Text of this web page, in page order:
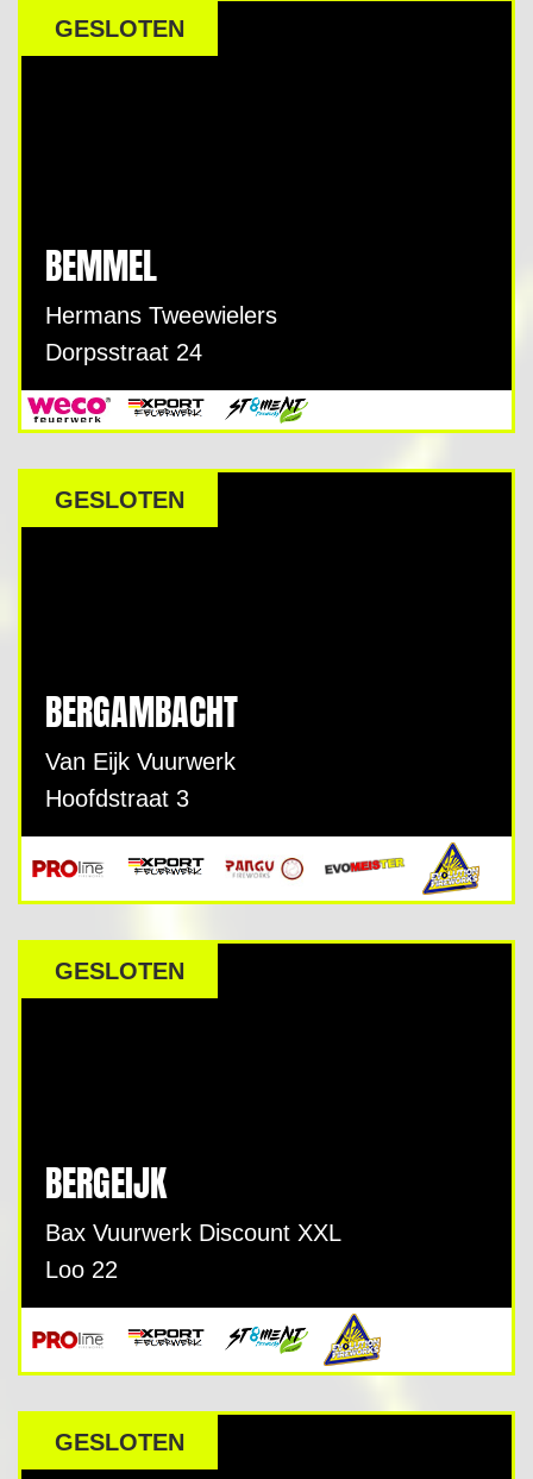
GESLOTEN
BEMMEL
Hermans Tweewielers
Dorpsstraat 24
GESLOTEN
BERGAMBACHT
Van Eijk Vuurwerk
Hoofdstraat 3
GESLOTEN
BERGEIJK
Bax Vuurwerk Discount XXL
Loo 22
GESLOTEN